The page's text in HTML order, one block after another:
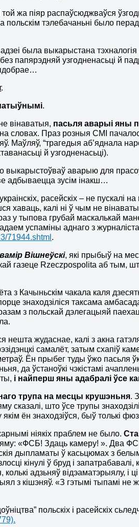
той жа піяр распаўсюджваўся
тэлебачаньні было
была выкарыстана
папярэдняй узгодненасьці й
.
.
вінаватыя, пасьля аварыі яны
словах. Праз розныя СМІ
Маўляў, “трагедыя аб’яднала
й узгодненасьці).
выкарыстоўваў аварыю для
адбываецца зусім інакш…
расейскіх – не пускалі
хаваць, калі ні ў чым не
у тыпова грубай маскалькай
успаміны аднаго з
71944.shtml .
Вішнеўскі, які прыбыў на
газеце Rzeczpospolita аб тым,
з Качыньскім чакала каля
знаходзіліся таксама
з польскай дэлегацыяй
нешта жудаснае, калі з акна
самалёт, затым схапіў
Ён прыбег туды ўжо пасьля
да ўстаноўкі чэкістамі
і найперш яны адабралі ўсе
трупа на месцы крушэньня.
што ўсе трупы
ён знаходзіўся, быў толькі
ніякіх праблем не было.
яму: «ФСБ! Здаць камеру! ». Два
дыпламаты ў касьцюмах з
кінулі ў бруд і
адзьняў відэаматэрыялу, і
з кішэняў. «З гэтымі тыпамі не
польскіх і расейскіх